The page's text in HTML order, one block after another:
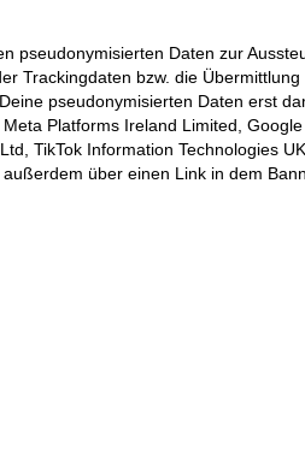
pseudonymisierten Daten zur
Trackingdaten bzw. die Übermittlung
pseudonymisierten Daten erst
Platforms Ireland Limited,
TikTok Information Technologies
außerdem über einen Link in dem